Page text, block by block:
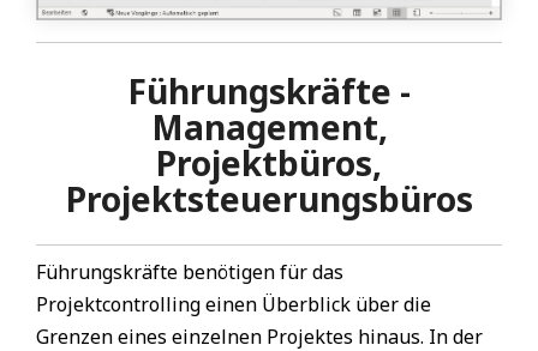
Führungskräfte -
Management,
Projektbüros,
Projektsteuerungsbüros
Führungskräfte benötigen für das
Projektcontrolling einen Überblick über die
Grenzen eines einzelnen Projektes hinaus. In der